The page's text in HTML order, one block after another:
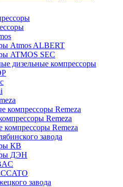
Atmos ALBERT
ATMOS SEC
дизельные компрессоры
компрессоры Remeza
Remeza
Remeza
завода
КВ
ДЭН
завода